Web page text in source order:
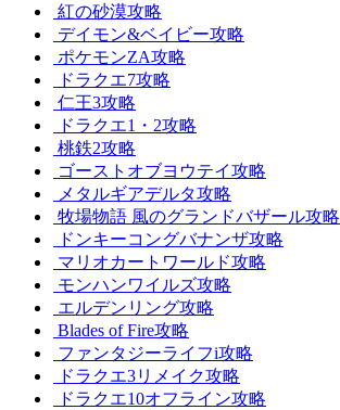
紅の砂漠攻略
デイモン&ベイビー攻略
ポケモンZA攻略
ドラクエ7攻略
仁王3攻略
ドラクエ1・2攻略
桃鉄2攻略
ゴーストオブヨウテイ攻略
メタルギアデルタ攻略
牧場物語 風のグランドバザール攻略
ドンキーコングバナンザ攻略
マリオカートワールド攻略
モンハンワイルズ攻略
エルデンリング攻略
Blades of Fire攻略
ファンタジーライフi攻略
ドラクエ3リメイク攻略
ドラクエ10オフライン攻略